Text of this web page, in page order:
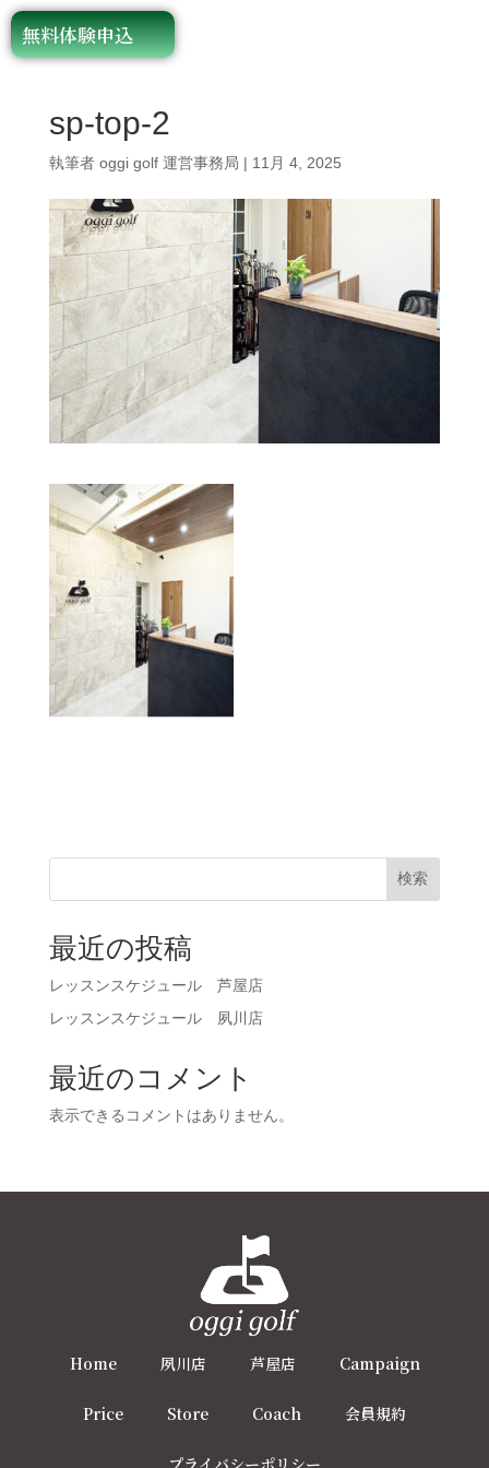
無料体験申込
sp-top-2
執筆者 oggi golf 運営事務局 | 11月 4, 2025
検索
最近の投稿
レッスンスケジュール 芦屋店
レッスンスケジュール 夙川店
最近のコメント
表示できるコメントはありません。
Home 夙川店 芦屋店 Campaign
Price Store Coach 会員規約